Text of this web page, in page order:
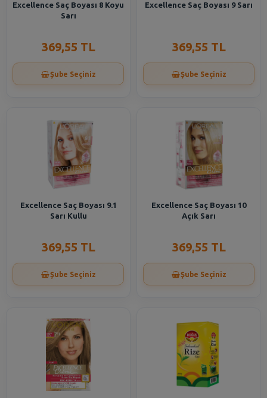
Excellence Saç Boyası 8 Koyu
Sarı
369,55 TL
Şube Seçiniz
Excellence Saç Boyası 9 Sarı
369,55 TL
Şube Seçiniz
Excellence Saç Boyası 9.1
Sarı Kullu
369,55 TL
Şube Seçiniz
Excellence Saç Boyası 10
Açık Sarı
369,55 TL
Şube Seçiniz